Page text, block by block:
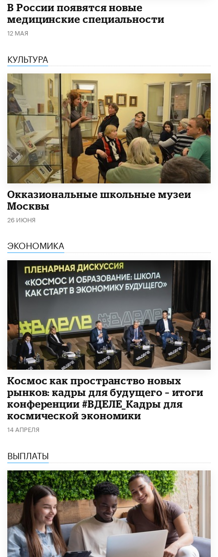
В России появятся новые
медицинские специальности
12 МАЯ
КУЛЬТУРА
​Окказиональные школьные музеи
Москвы
26 ИЮНЯ
ЭКОНОМИКА
Космос как пространство новых
рынков: кадры для будущего – итоги
конференции #ВДЕЛЕ_Кадры для
космической экономики
14 АПРЕЛЯ
ВЫПЛАТЫ